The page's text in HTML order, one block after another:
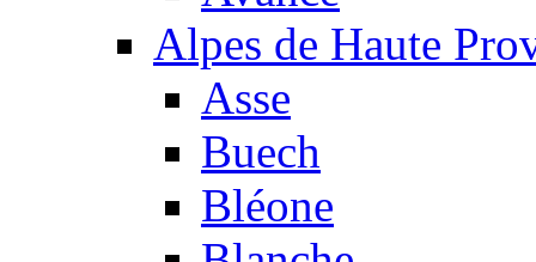
Alpes de Haute
Asse
Buech
Bléone